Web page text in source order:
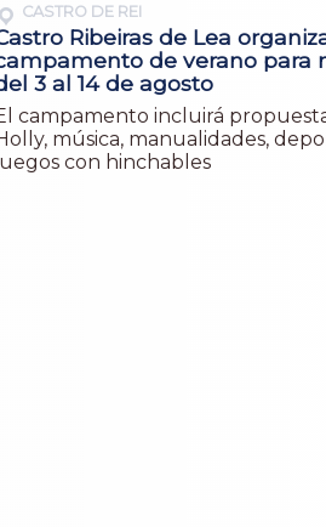
CASTRO DE REI
Ribeiras de Lea
de verano para
3 al 14 de agosto
campamento incluirá
música, manualidades,
con hinchables